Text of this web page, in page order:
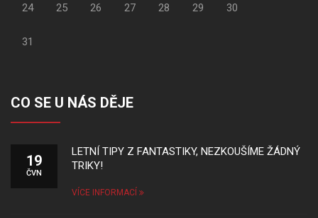
24 25 26 27 28 29 30
31
CO SE U NÁS DĚJE
19
ČVN
LETNÍ TIPY Z FANTASTIKY, NEZKOUŠÍME ŽÁDNÝ
TRIKY!
VÍCE INFORMACÍ